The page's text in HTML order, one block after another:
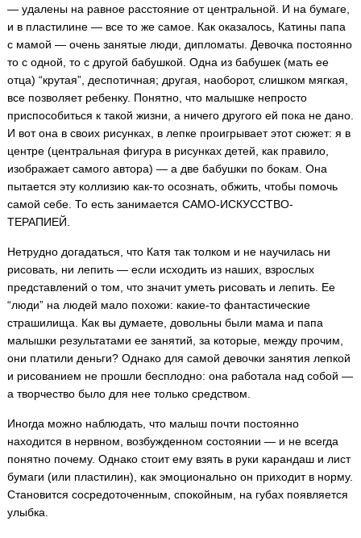
— удалены на равное расстояние от центральной. И на бумаге,
и в пластилине — все то же самое. Как оказалось, Катины папа
с мамой — очень занятые люди, дипломаты. Девочка постоянно
то с одной, то с другой бабушкой. Одна из бабушек (мать ее
отца) “крутая”, деспотичная; другая, наоборот, слишком мягкая,
все позволяет ребенку. Понятно, что малышке непросто
приспособиться к такой жизни, а ничего другого ей пока не дано.
И вот она в своих рисунках, в лепке проигрывает этот сюжет: я в
центре (центральная фигура в рисунках детей, как правило,
изображает самого автора) — а две бабушки по бокам. Она
пытается эту коллизию как-то осознать, обжить, чтобы помочь
самой себе. То есть занимается САМО-ИСКУССТВО-
ТЕРАПИЕЙ.
Нетрудно догадаться, что Катя так толком и не научилась ни
рисовать, ни лепить — если исходить из наших, взрослых
представлений о том, что значит уметь рисовать и лепить. Ее
“люди” на людей мало похожи: какие-то фантастические
страшилища. Как вы думаете, довольны были мама и папа
малышки результатами ее занятий, за которые, между прочим,
они платили деньги? Однако для самой девочки занятия лепкой
и рисованием не прошли бесплодно: она работала над собой —
а творчество было для нее только средством.
Иногда можно наблюдать, что малыш почти постоянно
находится в нервном, возбужденном состоянии — и не всегда
понятно почему. Однако стоит ему взять в руки карандаш и лист
бумаги (или пластилин), как эмоционально он приходит в норму.
Становится сосредоточенным, спокойным, на губах появляется
улыбка.